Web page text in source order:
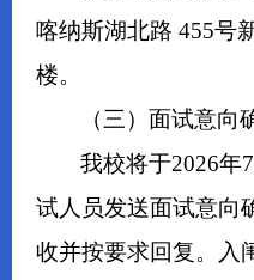
喀纳斯湖北路 455号
楼。
（三）面试意向
我校将于2026年
试人员发送面试意向
收并按要求回复。入